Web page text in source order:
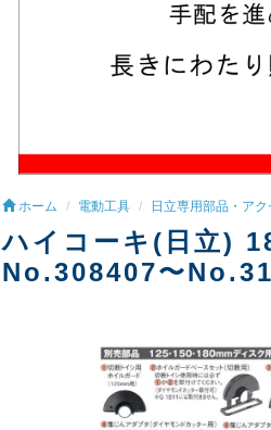
ホーム 電動工具 日立専用部品・アク
ハイコーキ(日立)
No.308407〜